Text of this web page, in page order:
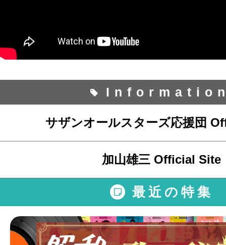
サザンオールスターズ応援団
加山雄三 Official Site
最近の特集